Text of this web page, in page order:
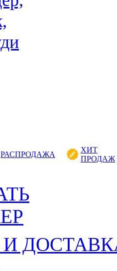
РАСПРОДАЖА
ХИТ
ПРОДАЖ